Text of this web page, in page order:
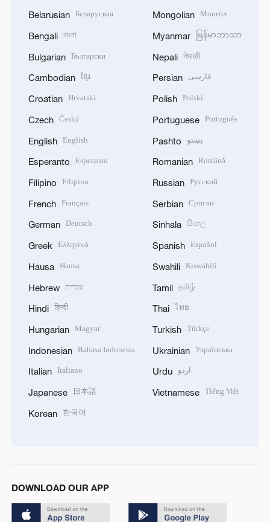
Belarusian Беларуская
Bengali বাংলা
Bulgarian Български
Cambodian ខ្មែរ
Croatian Hrvatski
Czech Český
English English
Esperanto Esperanto
Filipino Filipino
French Français
German Deutsch
Greek Ελληνικά
Hausa Hausa
Hebrew עברית
Hindi हिन्दी
Hungarian Magyar
Indonesian Bahasa Indonesia
Italian Italiano
Japanese 日本語
Korean 한국어
Mongolian Монгол
Myanmar မြန်မာဘာသာ
Nepali नेपाली
Persian فارسی
Polish Polski
Portuguese Português
Pashto پښتو
Romanian Română
Russian Русский
Serbian Српски
Sinhala සිංහල
Spanish Español
Swahili Kiswahili
Tamil தமிழ்
Thai ไทย
Turkish Türkçe
Ukrainian Українська
Urdu اردو
Vietnamese Tiếng Việt
DOWNLOAD OUR APP